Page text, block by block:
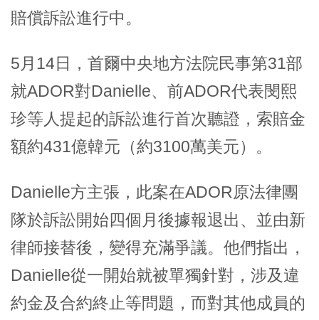
賠償訴訟進行中。
5月14日，首爾中央地方法院民事第31部
就ADOR對Danielle、前ADOR代表閔熙
珍等人提起的訴訟進行首次聽證，索賠金
額約431億韓元（約3100萬美元）。
Danielle方主張，此案在ADOR原法律團
隊於訴訟開始四個月後據報退出、並由新
律師接替後，變得充滿爭議。他們指出，
Danielle從一開始就被單獨針對，涉及違
約金及合約終止等問題，而對其他成員的